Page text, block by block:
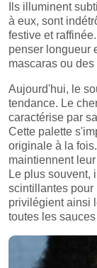
Ils illuminent
à eux, sont
festive et
penser longueur
mascaras ou
Aujourd'hui, le
tendance. Le
caractérise par
Cette palette
originale à la
maintiennent
Le plus souvent,
scintillantes pour
privilégient ainsi
toutes les